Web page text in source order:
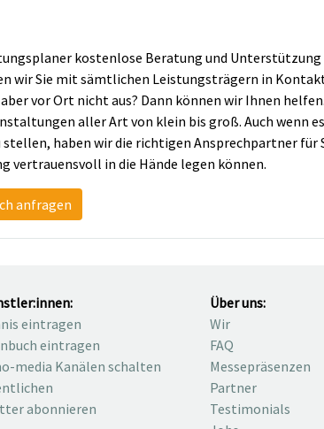
kostenlose Beratung und
wir Sie mit sämtlichen Leistungsträgern in
vor Ort nicht aus? Dann können wir Ihnen
aller Art von klein bis groß. Auch wenn
haben wir die richtigen Ansprechpartner für
vertrauensvoll in die Hände legen können.
anfragen
eintragen
eintragen
media Kanälen schalten
abonnieren
Über uns:
Wir
FAQ
Messepräsenzen
Partner
Testimonials